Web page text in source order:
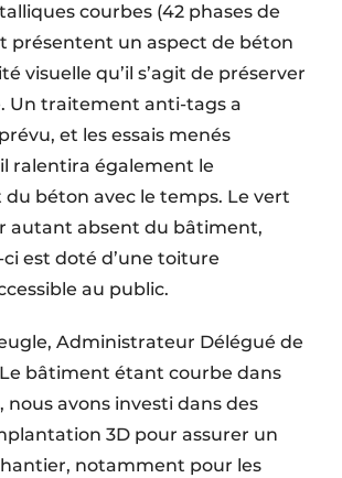
courbes (42 phases de
présentent un aspect de béton
visuelle qu’il s’agit de préserver
Un traitement anti-tags a
et les essais menés
ralentira également le
béton avec le temps. Le vert
autant absent du bâtiment,
est doté d’une toiture
au public.
Administrateur Délégué de
Le bâtiment étant courbe dans
nous avons investi dans des
3D pour assurer un
notamment pour les